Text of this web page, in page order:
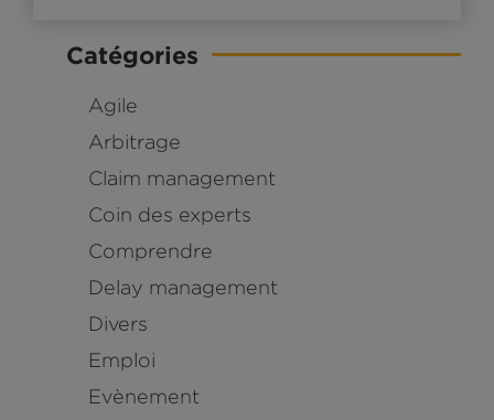
Catégories
Agile
Arbitrage
Claim management
Coin des experts
Comprendre
Delay management
Divers
Emploi
Evènement